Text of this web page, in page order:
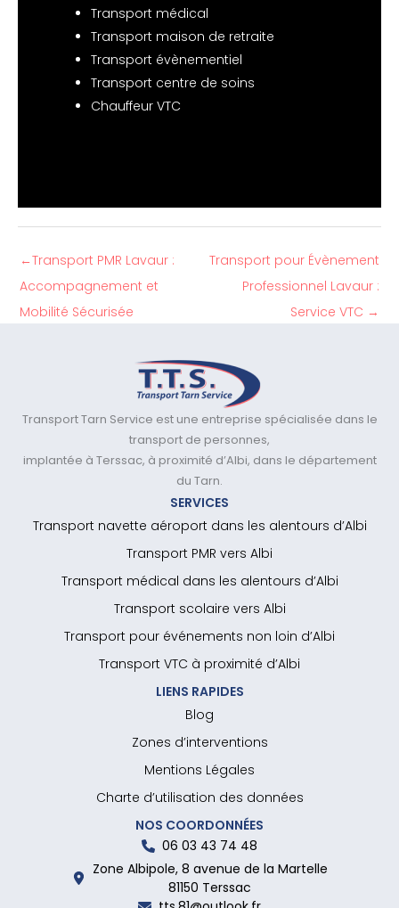
Transport médical
Transport maison de retraite
Transport évènementiel
Transport centre de soins
Chauffeur VTC
←Transport PMR Lavaur :
Accompagnement et
Mobilité Sécurisée
Transport pour Évènement
Professionnel Lavaur :
Service VTC →
Transport Tarn Service est une entreprise spécialisée dans le
transport de personnes,
implantée à Terssac, à proximité d’Albi, dans le département
du Tarn.
SERVICES
Transport navette aéroport dans les alentours d’Albi
Transport PMR vers Albi
Transport médical dans les alentours d’Albi
Transport scolaire vers Albi
Transport pour événements non loin d’Albi
Transport VTC à proximité d’Albi
LIENS RAPIDES
Blog
Zones d’interventions
Mentions Légales
Charte d’utilisation des données
NOS COORDONNÉES
06 03 43 74 48
Zone Albipole, 8 avenue de la Martelle
81150 Terssac